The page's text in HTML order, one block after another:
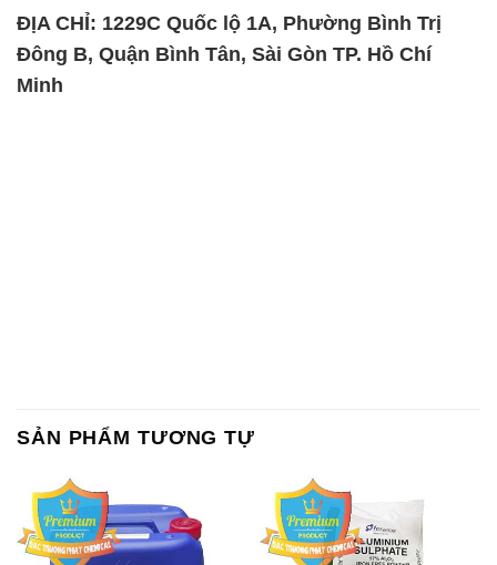
ĐỊA CHỈ: 1229C Quốc lộ 1A, Phường Bình Trị
Đông B, Quận Bình Tân, Sài Gòn TP. Hồ Chí
Minh
SẢN PHẨM TƯƠNG TỰ